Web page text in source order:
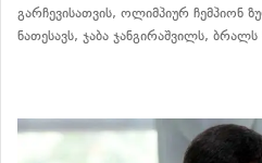
გარჩევისათვის, ოლიმპიურ ჩემპიონ
ნათესავს, ჯაბა ჯანგირაშვილს, ბრალს